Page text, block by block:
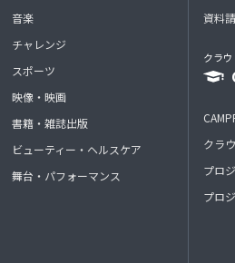
音楽
チャレンジ
スポーツ
映像・映画
書籍・雑誌出版
ビューティー・ヘルスケア
舞台・パフォーマンス
資料
クラ
クラ
プロ
プロ